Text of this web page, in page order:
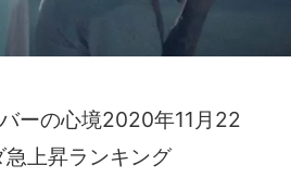
ーの心境2020年11月22
急上昇ランキング